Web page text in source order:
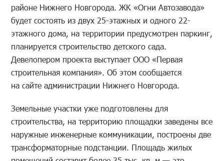
районе Нижнего Новгорода. ЖК «Огни Автозавода»
будет состоять из двух 25-этажных и одного 22-
этажного дома, на территории предусмотрен паркинг,
планируется строительство детского сада.
Девелопером проекта выступает ООО «Первая
строительная компания». Об этом сообщается
на сайте администрации Нижнего Новгорода.
Земельные участки уже подготовлены для
строительства, на территорию площадки заведены все
наружные инженерные коммуникации, построены две
трансформаторные подстанции. Площадь жилых